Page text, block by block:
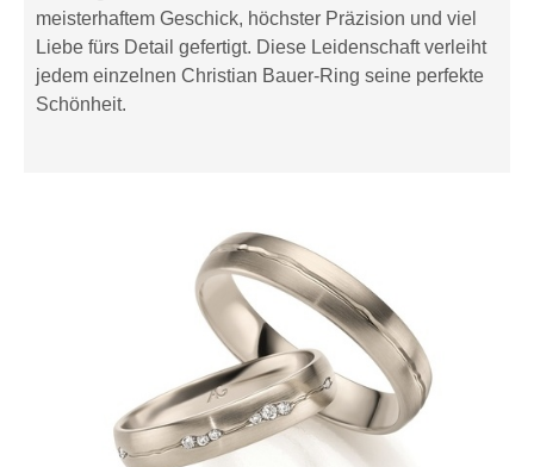
meisterhaftem Geschick, höchster Präzision und viel
Liebe fürs Detail gefertigt. Diese Leidenschaft verleiht
jedem einzelnen Christian Bauer-Ring seine perfekte
Schönheit.